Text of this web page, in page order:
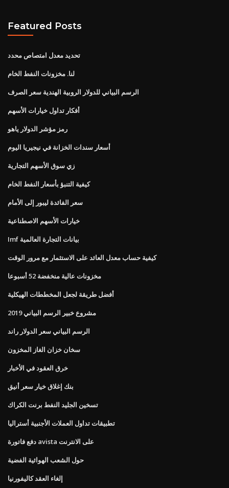
Featured Posts
تحديد معدل امتصاص محدد
لنا. مخزونات النفط الخام
الرسم البياني للدولار الروبية الهندية سعر الصرف
أفكار تداول خيارات الأسهم
رمز مؤشر الدولار ياهو
أسعار سندات الخزانة في نيجيريا اليوم
زي سوق الأسهم التجارية
كيفية التنبؤ بأسعار النفط الخام
سعر الفائدة ليبور إلى الأمام
خيارات الأسهم الاصطناعية
Imf بيانات التجارة العالمية
كيفية حساب معدل العائد على الاستثمار مع مرور الوقت
مخزونات عالية منخفضة 52 أسبوعا
أفضل طريقة لجعل المخططات الهيكلية
مشروع خبير الرسم البياني 2019
الرسم البياني سعر الدولار راند
سخان خزان الغاز المخزون
خرق العقود في الأخبار
بنك إغلاق خيار سعر أنيق
تسخين الجليد النفط برنت الكراك
تطبيقات تداول العملات الأجنبية أستراليا
دفع فاتورة avista على الانترنت
حول الشعب الهوائية الفضية
إلغاء العقد كاليفورنيا